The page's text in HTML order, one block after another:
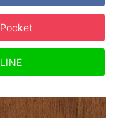
Pocket
LINE